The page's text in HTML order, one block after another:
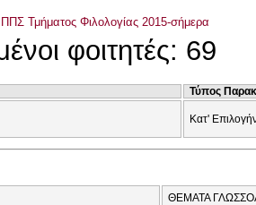
ΠΠΣ Τμήματος Φιλολογίας 2015-σήμερα
φοιτητές: 69
Τύπος
Κατ'
ΘΕΜΑΤΑ